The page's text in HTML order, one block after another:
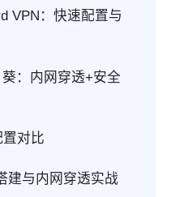
VPN：快速配置与
：内网穿透+安全
对比
建与内网穿透实战